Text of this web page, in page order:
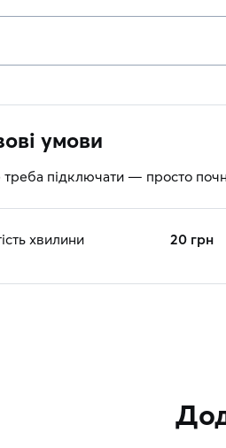
умови
треба підключати — просто
хвилини 20 грн